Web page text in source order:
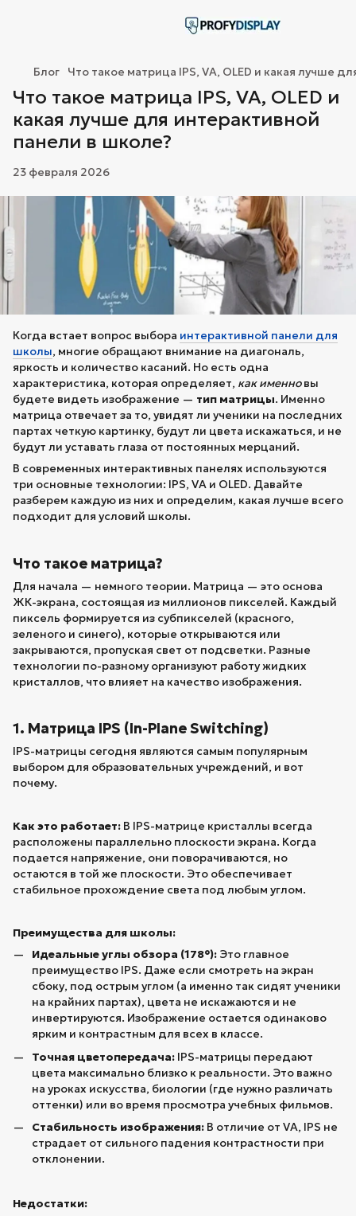
Блог Что такое матрица IPS, VA, OLED и какая лучше
Что такое матрица IPS, VA, OLED и
какая лучше для интерактивной
панели в школе?
23 февраля 2026
Когда встает вопрос выбора интерактивной панели для
школы, многие обращают внимание на диагональ,
яркость и количество касаний. Но есть одна
характеристика, которая определяет, как именновы
будете видеть изображение — тип матрицы. Именно
матрица отвечает за то, увидят ли ученики на последних
партах четкую картинку, будут ли цвета искажаться, и не
будут ли уставать глаза от постоянных мерцаний.
В современных интерактивных панелях используются
три основные технологии: IPS, VA и OLED. Давайте
разберем каждую из них и определим, какая лучше всего
подходит для условий школы.
Что такое матрица?
Для начала — немного теории. Матрица — это основа
ЖК-экрана, состоящая из миллионов пикселей. Каждый
пиксель формируется из субпикселей (красного,
зеленого и синего), которые открываются или
закрываются, пропуская свет от подсветки. Разные
технологии по-разному организуют работу жидких
кристаллов, что влияет на качество изображения.
1. Матрица IPS (In-Plane Switching)
IPS-матрицы сегодня являются самым популярным
выбором для образовательных учреждений, и вот
почему.
Как это работает: В IPS-матрице кристаллы всегда
расположены параллельно плоскости экрана. Когда
подается напряжение, они поворачиваются, но
остаются в той же плоскости. Это обеспечивает
стабильное прохождение света под любым углом.
Преимущества для школы:
Идеальные углы обзора (178°): Это главное
преимущество IPS. Даже если смотреть на экран
сбоку, под острым углом (а именно так сидят ученики
на крайних партах), цвета не искажаются и не
инвертируются. Изображение остается одинаково
ярким и контрастным для всех в классе.
Точная цветопередача: IPS-матрицы передают
цвета максимально близко к реальности. Это важно
на уроках искусства, биологии (где нужно различать
оттенки) или во время просмотра учебных фильмов.
Стабильность изображения: В отличие от VA, IPS не
страдает от сильного падения контрастности при
отклонении.
Недостатки: